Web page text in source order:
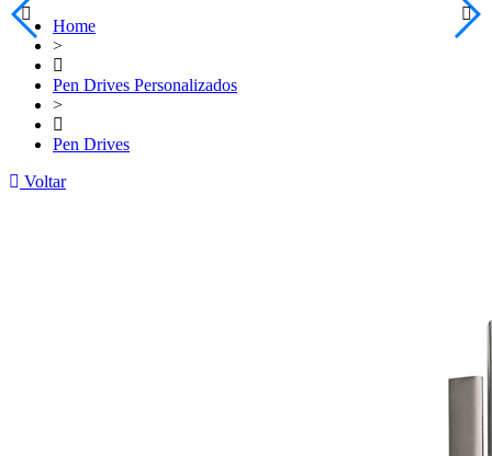
Home
>
Pen Drives Personalizados
>
Pen Drives
Voltar